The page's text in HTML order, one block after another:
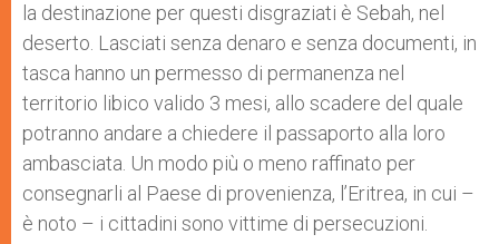
la destinazione per questi disgraziati è Sebah, nel
deserto. Lasciati senza denaro e senza documenti, in
tasca hanno un permesso di permanenza nel
territorio libico valido 3 mesi, allo scadere del quale
potranno andare a chiedere il passaporto alla loro
ambasciata. Un modo più o meno raffinato per
consegnarli al Paese di provenienza, l’Eritrea, in cui –
è noto – i cittadini sono vittime di persecuzioni.